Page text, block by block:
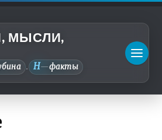
МЫСЛИ,
. Н—факты